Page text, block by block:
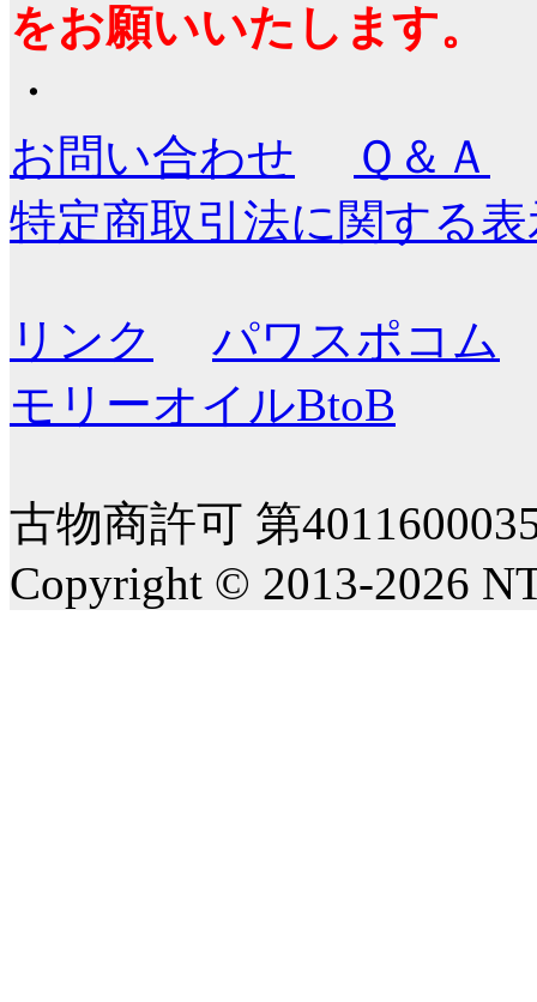
をお願いいたします。
・
お問い合わせ
Ｑ＆Ａ
特定商取引法に関する
リンク
パワスポコム
モリーオイルBtoB
古物商許可 第
Copyright © 2013-2026